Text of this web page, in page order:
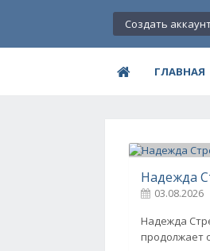
Создать
ГЛАВНАЯ
03.08.2026
Надежда
продолжает